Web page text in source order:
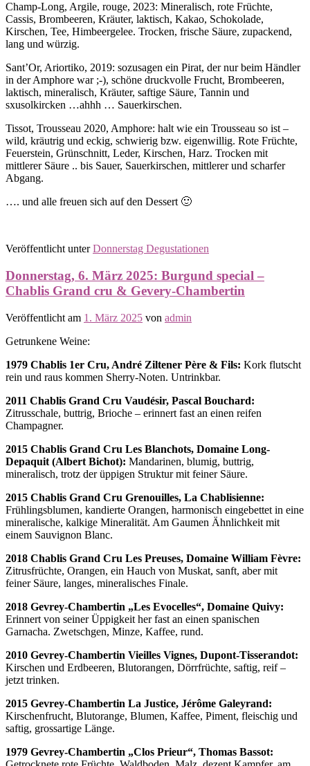
Champ-Long, Argile, rouge, 2023: Mineralisch, rote Früchte,
Cassis, Brombeeren, Kräuter, laktisch, Kakao, Schokolade,
Kirschen, Tee, Himbeergelee. Trocken, frische Säure, zupackend,
lang und würzig.
Sant’Or, Ariortiko, 2019: sozusagen ein Pirat, der nur beim Händler
in der Amphore war ;-), schöne druckvolle Frucht, Brombeeren,
laktisch, mineralisch, Kräuter, saftige Säure, Tannin und
sxusolkircken …ahhh … Sauerkirschen.
Tissot, Trousseau 2020, Amphore: halt wie ein Trousseau so ist –
wild, kräutrig und eckig, schwierig bzw. eigenwillig. Rote Früchte,
Feuerstein, Grünschnitt, Leder, Kirschen, Harz. Trocken mit
mittlerer Säure .. bis Sauer, Sauerkirschen, mittlerer und scharfer
Abgang.
…. und alle freuen sich auf den Dessert 🙂
Veröffentlicht unter Donnerstag Degustationen
Donnerstag, 6. März 2025: Burgund special –
Chablis Grand cru & Gevery-Chambertin
Veröffentlicht am 1. März 2025 von admin
Getrunkene Weine:
1979 Chablis 1er Cru, André Ziltener Père & Fils: Kork flutscht
rein und raus kommen Sherry-Noten. Untrinkbar.
2011 Chablis Grand Cru Vaudésir, Pascal Bouchard:
Zitrusschale, buttrig, Brioche – erinnert fast an einen reifen
Champagner.
2015 Chablis Grand Cru Les Blanchots, Domaine Long-
Depaquit (Albert Bichot): Mandarinen, blumig, buttrig,
mineralisch, trotz der üppigen Struktur mit feiner Säure.
2015 Chablis Grand Cru Grenouilles, La Chablisienne:
Frühlingsblumen, kandierte Orangen, harmonisch eingebettet in eine
mineralische, kalkige Mineralität. Am Gaumen Ähnlichkeit mit
einem Sauvignon Blanc.
2018 Chablis Grand Cru Les Preuses, Domaine William Fèvre:
Zitrusfrüchte, Orangen, ein Hauch von Muskat, sanft, aber mit
feiner Säure, langes, mineralisches Finale.
2018 Gevrey-Chambertin „Les Evocelles“, Domaine Quivy:
Erinnert von seiner Üppigkeit her fast an einen spanischen
Garnacha. Zwetschgen, Minze, Kaffee, rund.
2010 Gevrey-Chambertin Vieilles Vignes, Dupont-Tisserandot:
Kirschen und Erdbeeren, Blutorangen, Dörrfrüchte, saftig, reif –
jetzt trinken.
2015 Gevrey-Chambertin La Justice, Jérôme Galeyrand:
Kirschenfrucht, Blutorange, Blumen, Kaffee, Piment, fleischig und
saftig, grossartige Länge.
1979 Gevrey-Chambertin „Clos Prieur“, Thomas Bassot: